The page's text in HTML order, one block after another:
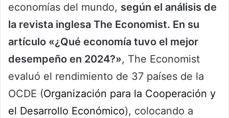
economías del mundo, según el análisis de
la revista inglesa The Economist. En su
artículo «¿Qué economía tuvo el mejor
desempeño en 2024?», The Economist
evaluó el rendimiento de 37 países de la
OCDE (Organización para la Cooperación y
el Desarrollo Económico), colocando a